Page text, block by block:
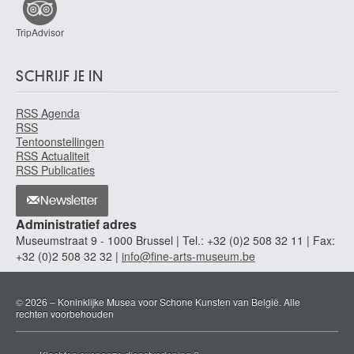
+- 1570-1580
Anoniem
Anoniem
Anoniem
13de eeuw
Anoniem
15de eeuw
Anoniem
15de eeuw - 16de eeuw ?
Anoniem
einde 18de eeuw ?
Anoniem
18de eeuw - 19de eeuw
TripAdvisor
SCHRIJF JE IN
RSS Agenda
RSS
Tentoonstellingen
RSS Actualiteit
RSS Publicaties
Newsletter
Administratief adres
Museumstraat 9 - 1000 Brussel | Tel.: +32 (0)2 508 32 11 | Fax:
+32 (0)2 508 32 32 | info@fine-arts-museum.be
© 2026 – Koninklijke Musea voor Schone Kunsten van België. Alle
rechten voorbehouden